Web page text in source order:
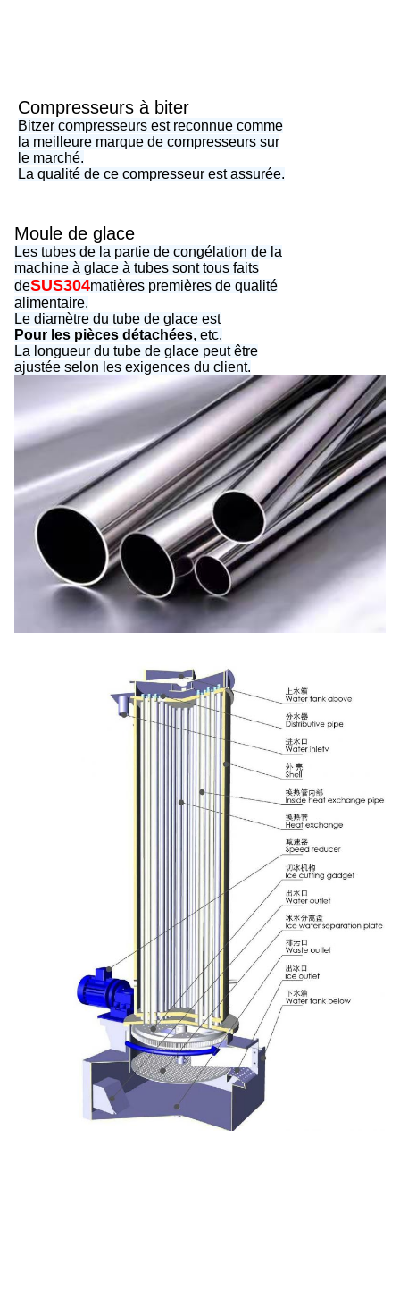
Compresseurs à biter
Bitzer compresseurs est reconnue comme
la meilleure marque de compresseurs sur
le marché.
La qualité de ce compresseur est assurée.
Moule de glace
Les tubes de la partie de congélation de la
machine à glace à tubes sont tous faits
deSUS304matières premières de qualité
alimentaire.
Le diamètre du tube de glace est
Pour les pièces détachées, etc.
La longueur du tube de glace peut être
ajustée selon les exigences du client.